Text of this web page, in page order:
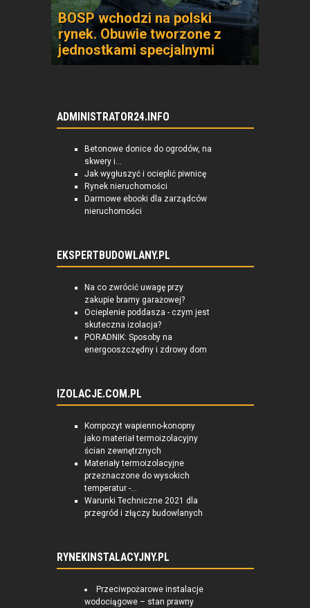
BOSP wchodzi na polski
rynek. Obuwie tworzone z
jednostkami specjalnymi
ADMINISTRATOR24.INFO
Betonowe donice do ogrodów, na
skwery i...
Jak wygłuszyć i ocieplić piwnicę
Rynek nieruchomości
Darmowe ebooki dla zarządców
nieruchomości
EKSPERTBUDOWLANY.PL
Na co zwrócić uwagę przy
zakupie bramy garażowej?
Ocieplenie poddasza - czym jest
skuteczna izolacja?
PORADNIK: Sposoby na
energooszczędny i zdrowy dom
IZOLACJE.COM.PL
Kompozyt wapienno-konopny
jako materiał termoizolacyjny
ścian zewnętrznych
Materiały termoizolacyjne
przeznaczone do wysokich
temperatur -...
Warunki Techniczne 2021 dla
przegród i złączy budowlanych
RYNEKINSTALACYJNY.PL
Przeciwpożarowe instalacje
wodociągowe – stan prawny